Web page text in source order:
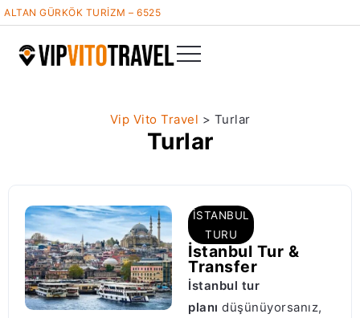
ALTAN GÜRKÖK TURİZM – 6525
Vip Vito Travel > Turlar
Turlar
İSTANBUL
TURU
İstanbul Tur &
Transfer
İstanbul tur
planı düşünüyorsanız,